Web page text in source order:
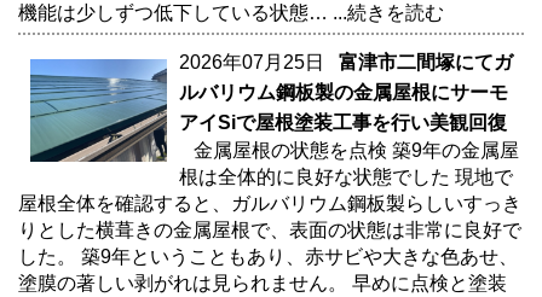
機能は少しずつ低下している状態… ...続きを読む
2026年07月25日 富津市二間塚にてガ
ルバリウム鋼板製の金属屋根にサーモ
アイSiで屋根塗装工事を行い美観回復
金属屋根の状態を点検 築9年の金属屋
根は全体的に良好な状態でした 現地で
屋根全体を確認すると、ガルバリウム鋼板製らしいすっき
りとした横葺きの金属屋根で、表面の状態は非常に良好で
した。 築9年ということもあり、赤サビや大きな色あせ、
塗膜の著しい剥がれは見られません。 早めに点検と塗装